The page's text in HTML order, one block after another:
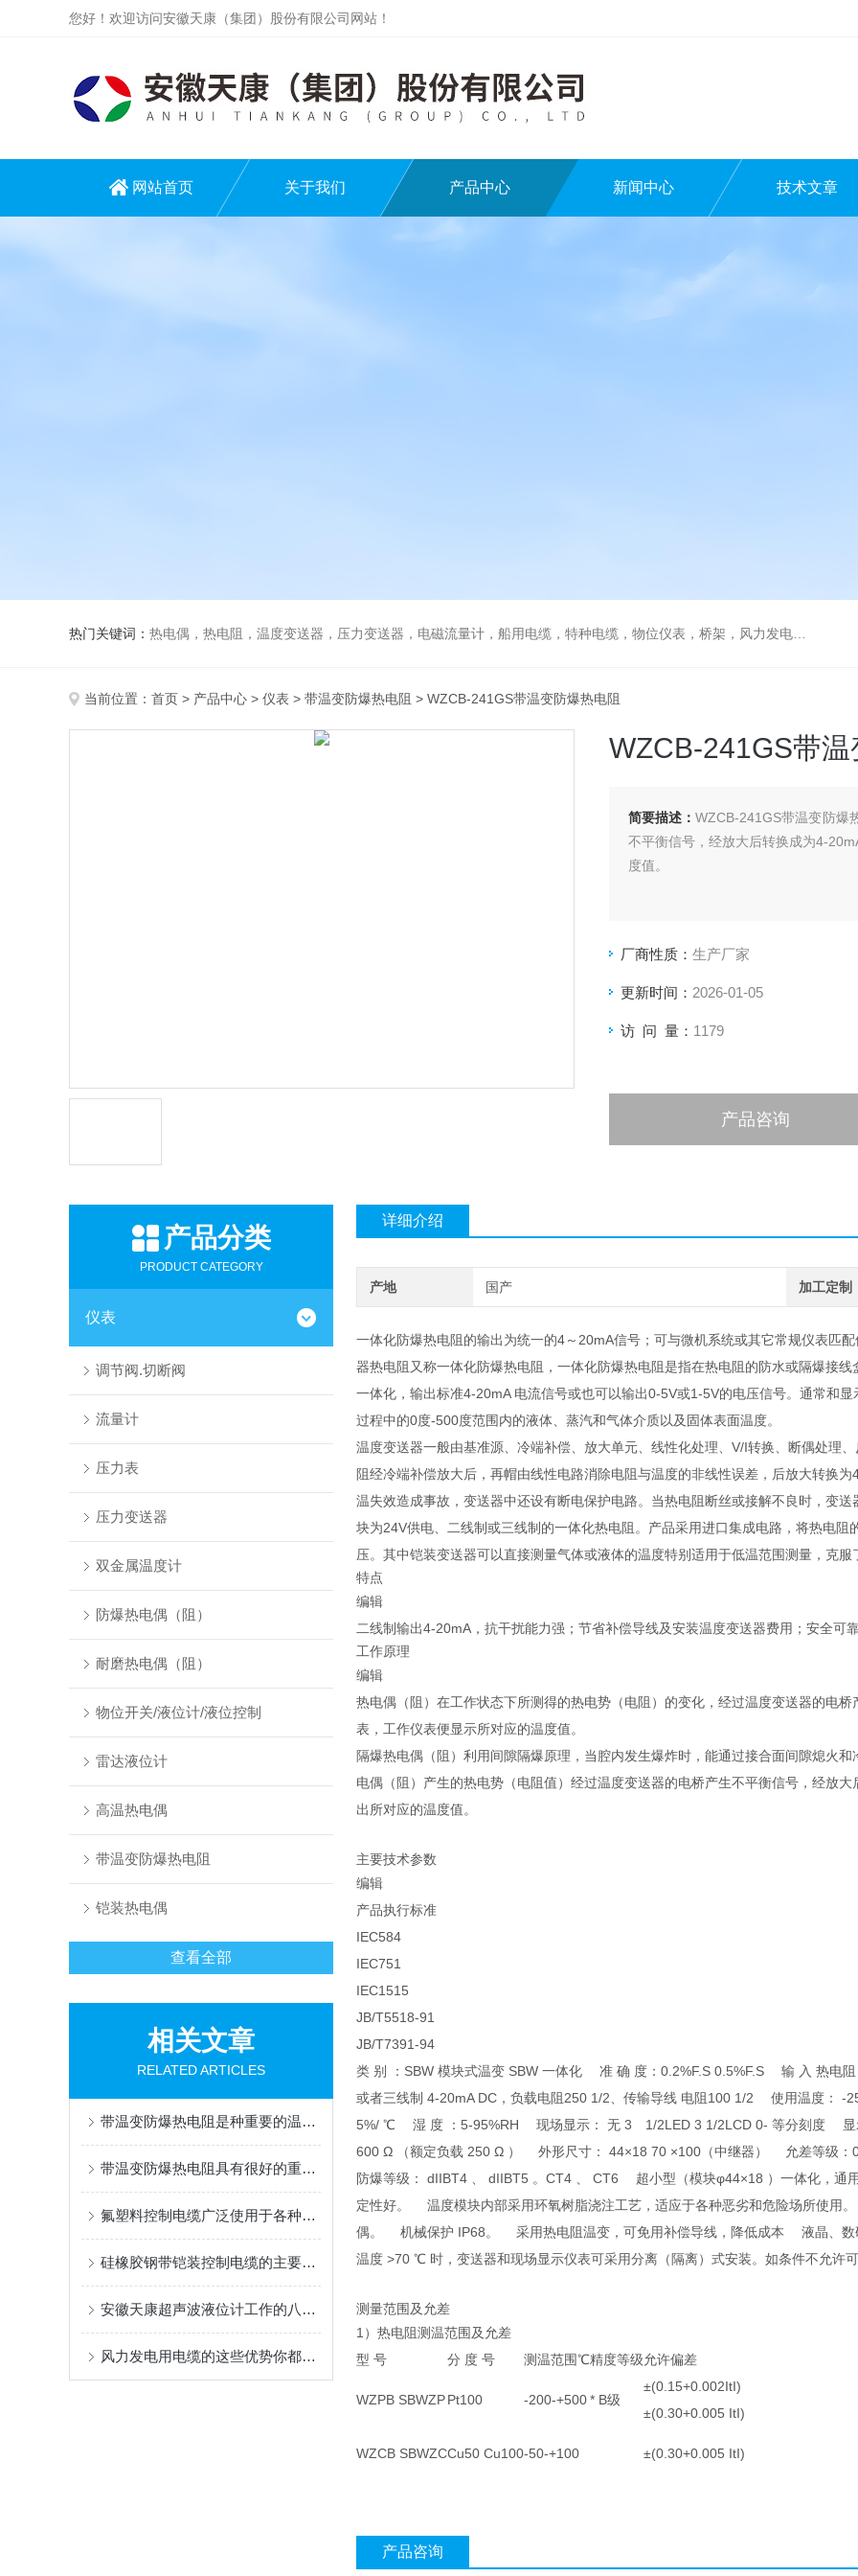
您好！欢迎访问安徽天康（集团）股份有限公司网站！
网站首页 关于我们 产品中心 新闻中心 技术文章
热门关键词： 热电偶，热电阻，温度变送器，压力变送器，电磁流量计，船用电缆，特种电缆，物位仪表，桥架，风力发电用电缆
当前位置： 首页 > 产品中心 > 仪表 > 带温变防爆热电阻 > WZCB-241GS带温变防爆热电阻
WZCB-241GS带温
简要描述：WZCB-241GS带温变防爆
不平衡信号，经放大后转换成为4-
度值。
厂商性质： 生产厂家
更新时间： 2026-01-05
访 问 量： 1179
产品咨询
产品分类
PRODUCT CATEGORY
仪表
调节阀.切断阀
流量计
压力表
压力变送器
双金属温度计
防爆热电偶（阻）
耐磨热电偶（阻）
物位开关/液位计/液位控制
雷达液位计
高温热电偶
带温变防爆热电阻
铠装热电偶
查看全部
相关文章
RELATED ARTICLES
带温变防爆热电阻是种重要的温度测量工具
带温变防爆热电阻具有很好的重现性和稳定性
氟塑料控制电缆广泛使用于各种电器设备
硅橡胶钢带铠装控制电缆的主要用途
安徽天康超声波液位计工作的八大因素
风力发电用电缆的这些优势你都了解过吗？
详细介绍
产地 国产 加工定制
一体化防爆热电阻的输出为统一的4～20mA信号；可与微机系统或其它常规仪表匹
器热电阻又称一体化防爆热电阻，一体化防爆热电阻是指在热电阻的防水或隔爆接
一体化，输出标准4-20mA 电流信号或也可以输出0-5V或1-5V的电压信号。通常和
过程中的0度-500度范围内的液体、蒸汽和气体介质以及固体表面温度。
温度变送器一般由基准源、冷端补偿、放大单元、线性化处理、V/I转换、断偶处理
阻经冷端补偿放大后，再帽由线性电路消除电阻与温度的非线性误差，后放大转换
温失效造成事故，变送器中还设有断电保护电路。当热电阻断丝或接解不良时，变
块为24V供电、二线制或三线制的一体化热电阻。产品采用进口集成电路，将热电
压。其中铠装变送器可以直接测量气体或液体的温度特别适用于低温范围测量，克服
特点
编辑
二线制输出4-20mA，抗干扰能力强；节省补偿导线及安装温度变送器费用；安全可
工作原理
编辑
热电偶（阻）在工作状态下所测得的热电势（电阻）的变化，经过温度变送器的电
表，工作仪表便显示所对应的温度值。
隔爆热电偶（阻）利用间隙隔爆原理，当腔内发生爆炸时，能通过接合面间隙熄火
电偶（阻）产生的热电势（电阻值）经过温度变送器的电桥产生不平衡信号，经放
出所对应的温度值。
主要技术参数
编辑
产品执行标准
IEC584
IEC751
IEC1515
JB/T5518-91
JB/T7391-94
类 别 ：SBW 模块式温变 SBW 一体化 准 确 度：0.2%F.S 0.5%F.S 输 入 热电
或者三线制 4-20mA DC，负载电阻250 1/2、传输导线 电阻100 1/2 使用温度
5%/ ℃ 湿 度 ：5-95%RH 现场显示： 无 3 1/2LED 3 1/2LCD 0- 等分刻度 显
600 Ω （额定负载 250 Ω ） 外形尺寸： 44×18 70 ×100（中继器） 允差等级
防爆等级： dIIBT4 、 dIIBT5 。CT4 、 CT6 超小型（模块φ44×18 ）一体化，
定性好。 温度模块内部采用环氧树脂浇注工艺，适应于各种恶劣和危险场所使用
偶。 机械保护 IP68。 采用热电阻温变，可免用补偿导线，降低成本 液晶、数
温度 >70 ℃ 时，变送器和现场显示仪表可采用分离（隔离）式安装。如条件不允许
测量范围及允差
1）热电阻测温范围及允差
型 号
分 度 号 测温范围℃精度等级允许偏差
WZPB SBWZPPt100 -200-+500* B级
±(0.15+0.002ItI)
±(0.30+0.005 ItI)
WZCB SBWZCCu50 Cu100-50-+100 ±(0.30+0.005 ItI)
产品咨询